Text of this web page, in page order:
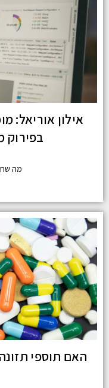
אילון אוריאל:
בפירוק
מה
האם תוספי